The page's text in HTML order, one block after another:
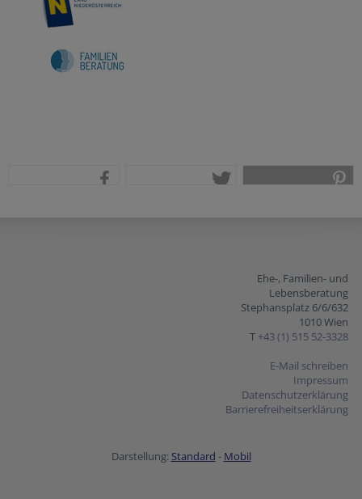
Ehe-, Familien- und
Lebensberatung
Stephansplatz 6/6/632
1010 Wien
T +43 (1) 515 52-3328
E-Mail schreiben
Impressum
Datenschutzerklärung
Barrierefreiheitserklärung
Darstellung: Standard - Mobil